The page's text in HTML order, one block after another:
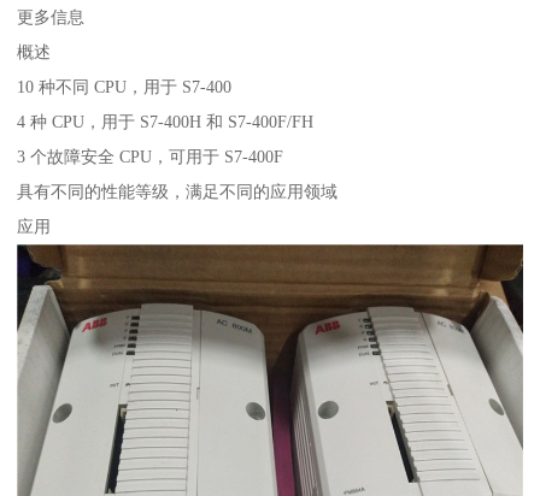
更多信息
概述
10 种不同 CPU，用于 S7-400
4 种 CPU，用于 S7-400H 和 S7-400F/FH
3 个故障安全 CPU，可用于 S7-400F
具有不同的性能等级，满足不同的应用领域
应用